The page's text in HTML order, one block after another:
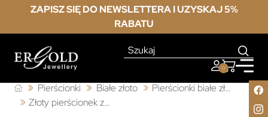
ZAPISZ SIĘ DO NEWSLETTERA I UZYSKAJ 5%
RABATU
0
Pierścionki Białe złoto
Pierścionki białe złoto z diamentem
Złoty pierścionek z diamentem białe złoto 0,12ct